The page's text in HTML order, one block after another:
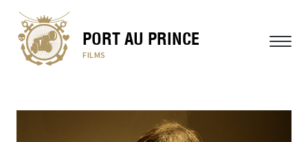
PORT AU PRINCE
FILMS
MENÜ